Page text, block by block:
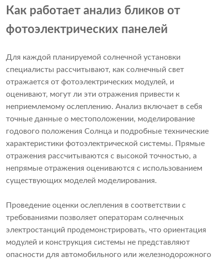
Как работает анализ бликов от
фотоэлектрических панелей
Для каждой планируемой солнечной установки
специалисты рассчитывают, как солнечный свет
отражается от фотоэлектрических модулей, и
оценивают, могут ли эти отражения привести к
неприемлемому ослеплению. Анализ включает в себя
точные данные о местоположении, моделирование
годового положения Солнца и подробные технические
характеристики фотоэлектрической системы. Прямые
отражения рассчитываются с высокой точностью, а
непрямые отражения оцениваются с использованием
существующих моделей моделирования.
Проведение оценки ослепления в соответствии с
требованиями позволяет операторам солнечных
электростанций продемонстрировать, что ориентация
модулей и конструкция системы не представляют
опасности для автомобильного или железнодорожного